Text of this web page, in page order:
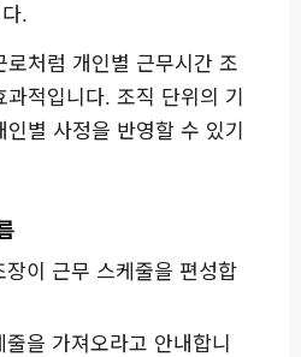
.
처럼 개인별 근무시간 조
적입니다. 조직 단위의 기
별 사정을 반영할 수 있기
이 근무 스케줄을 편성합
을 가져오라고 안내합니